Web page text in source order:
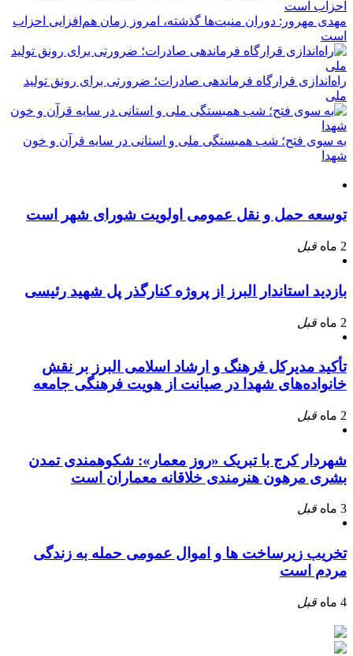
مهدی مهرور: دوران منیت‌ها گذشته، امروز زمان هم‌افزایی احزاب
است
راه‌اندازی قرارگاه فرماندهی صادرات؛ ضرورتی برای رونق تولید
ملی
به سوی فتح؛ شب همبستگی ملی و استانی در سایه قرآن و خون
شهدا
توسعه حمل و نقل عمومی اولویت شورای شهر است
2 ماه قبل
بازدید استاندار البرز از پروژه کنارگذر پل شهید رئیسی
2 ماه قبل
تأکید مدیرکل فرهنگ و ارشاد اسلامی البرز بر نقش
خانواده‌های شهدا در صیانت از هویت فرهنگی جامعه
2 ماه قبل
شهردار کرج با تبریک «روز معمار»: شکوهمندی تمدن
بشری مرهون هنرمندی خلاقانه معماران است
3 ماه قبل
تخریب زیرساخت ها و اموال عمومی حمله به زندگی
مردم است
4 ماه قبل